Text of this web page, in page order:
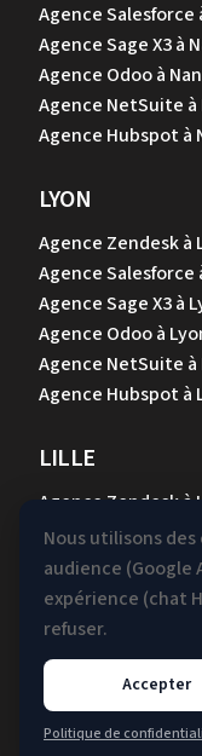
Agence Salesforce
Agence Sage X3 à
Agence Odoo à
Agence NetSuite à
Agence Hubspot à
LYON
Agence Zendesk à
Agence Salesforce
Agence Sage X3 à
Agence Odoo à
Agence NetSuite à
Agence Hubspot à
LILLE
Agence Zendesk à
Agence Salesforce
Agence Sage X3 à
Agence Odoo à Lille
Agence NetSuite à
Agence Hubspot à
Mentions
Nous utilisons
audience
expérience (chat
refuser.
Accepter
Politique de